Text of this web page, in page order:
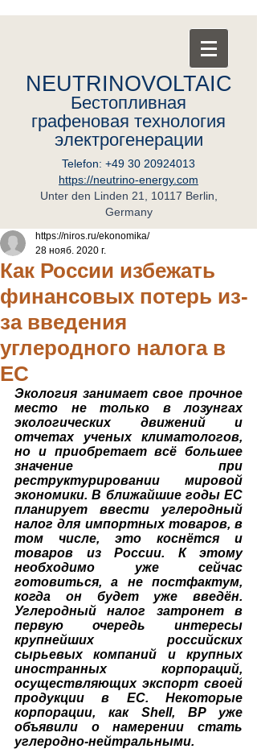
NEUTRINOVOLTAIC
Бестопливная
графеновая технология
электрогенерации
Telefon: +49 30 20924013
https://neutrino-energy.com
Unter den Linden 21, 10117 Berlin,
Germany
Как России избежать
финансовых потерь из-
за введения
углеродного налога в
ЕС
https://niros.ru/ekonomika/
28 нояб. 2020 г.
Экология занимает свое прочное
место не только в лозунгах
экологических движений и
отчетах ученых климатологов,
но и приобретает всё большее
значение при
реструктурировании мировой
экономики. В ближайшие годы ЕС
планирует ввести углеродный
налог для импортных товаров, в
том числе, это коснётся и
товаров из России. К этому
необходимо уже сейчас
готовиться, а не постфактум,
когда он будет уже введён.
Углеродный налог затронет в
первую очередь интересы
крупнейших российских
сырьевых компаний и крупных
иностранных корпораций,
осуществляющих экспорт своей
продукции в ЕС. Некоторые
корпорации, как Shell, BP уже
объявили о намерении стать
углеродно-нейтральными.